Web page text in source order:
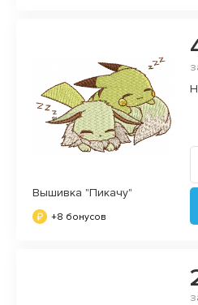
Вышивка "Пикачу"
+8 бонусов